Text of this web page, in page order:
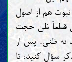
نبوت هم از اصول
قطعاً ظن حجت
نه ظنی. پس از
سؤال کنید، تا